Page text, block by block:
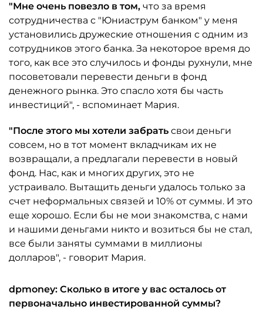
"Мне очень повезло в том, что за время
сотрудничества с "Юниаструм банком" у меня
установились дружеские отношения с одним из
сотрудников этого банка. За некоторое время до
того, как все это случилось и фонды рухнули, мне
посоветовали перевести деньги в фонд
денежного рынка. Это спасло хотя бы часть
инвестиций", - вспоминает Мария.
"После этого мы хотели забрать свои деньги
совсем, но в тот момент вкладчикам их не
возвращали, а предлагали перевести в новый
фонд. Нас, как и многих других, это не
устраивало. Вытащить деньги удалось только за
счет неформальных связей и 10% от суммы. И это
еще хорошо. Если бы не мои знакомства, с нами
и нашими деньгами никто и возиться бы не стал,
все были заняты суммами в миллионы
долларов", - говорит Мария.
dpmoney: Сколько в итоге у вас осталось от
первоначально инвестированной суммы?